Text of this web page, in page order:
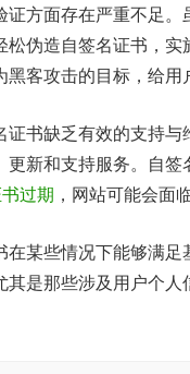
方面存在严重不足
伪造自签名证书，
客攻击的目标，给用
书缺乏有效的支持
新和支持服务。自
过期 ，网站可能会面
某些情况下能够满
是那些涉及用户个